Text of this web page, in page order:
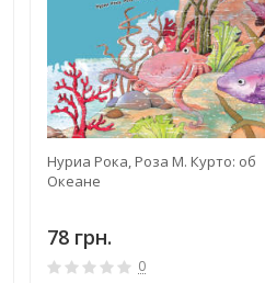
Нуриа Рока, Роза М. Курто: об
Океане
78 грн.
0